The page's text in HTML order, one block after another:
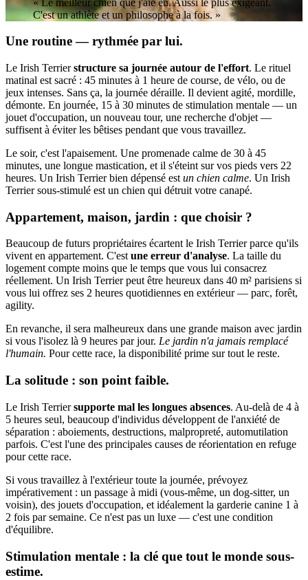
C'est un athlète et un philosophe à la fois. »
Une routine — rythmée par lui.
Le Irish Terrierstructure sa journée autour de l'effort. Le rituel
matinal est sacré : 45 minutes à 1 heure de course, de vélo, ou de
jeux intenses. Sans ça, la journée déraille. Il devient agité, mordille,
démonte. En journée, 15 à 30 minutes de stimulation mentale — un
jouet d'occupation, un nouveau tour, une recherche d'objet —
suffisent à éviter les bêtises pendant que vous travaillez.
Le soir, c'est l'apaisement. Une promenade calme de 30 à 45
minutes, une longue mastication, et il s'éteint sur vos pieds vers 22
heures. Un Irish Terrier bien dépensé est un chien calme. Un Irish
Terrier sous-stimulé est un chien qui détruit votre canapé.
Appartement, maison, jardin : que choisir ?
Beaucoup de futurs propriétaires écartent le Irish Terrier parce qu'ils
vivent en appartement. C'estune erreur d'analyse. La taille du
logement compte moins que le temps que vous lui consacrez
réellement. Un Irish Terrier peut être heureux dans 40 m² parisiens si
vous lui offrez ses 2 heures quotidiennes en extérieur — parc, forêt,
agility.
En revanche, il sera malheureux dans une grande maison avec jardin
si vous l'isolez là 9 heures par jour. Le jardin n'a jamais remplacé
l'humain. Pour cette race, la disponibilité prime sur tout le reste.
La solitude : son point faible.
Le Irish Terriersupporte mal les longues absences. Au-delà de 4 à
5 heures seul, beaucoup d'individus développent de l'anxiété de
séparation : aboiements, destructions, malpropreté, automutilation
parfois. C'est l'une des principales causes de réorientation en refuge
pour cette race.
Si vous travaillez à l'extérieur toute la journée, prévoyez
impérativement : un passage à midi (vous-même, un dog-sitter, un
voisin), des jouets d'occupation, et idéalement la garderie canine 1 à
2 fois par semaine. Ce n'est pas un luxe — c'est une condition
d'équilibre.
Stimulation mentale : la clé que tout le monde sous-
estime.